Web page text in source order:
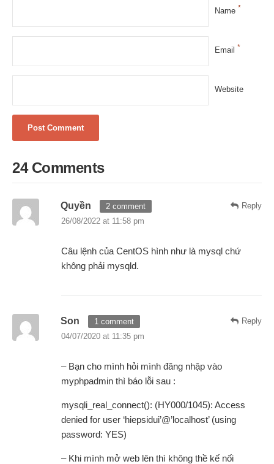
Name *
Email *
Website
24 Comments
Reply
Quyền
2 comment
26/08/2022 at 11:58 pm
Câu lệnh của CentOS hình như là mysql chứ
không phải mysqld.
Reply
Son
1 comment
04/07/2020 at 11:35 pm
– Bạn cho mình hỏi mình đăng nhập vào
myphpadmin thì báo lỗi sau :
mysqli_real_connect(): (HY000/1045): Access
denied for user ‘hiepsidui’@’localhost’ (using
password: YES)
– Khi mình mở web lên thì không thề kế nối